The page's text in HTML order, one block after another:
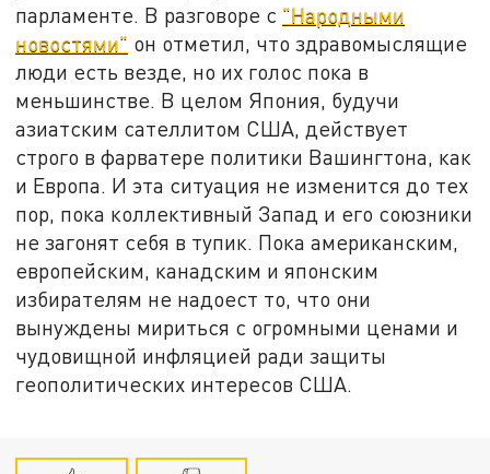
парламенте. В разговоре с "Народными
новостями" он отметил, что здравомыслящие
люди есть везде, но их голос пока в
меньшинстве. В целом Япония, будучи
азиатским сателлитом США, действует
строго в фарватере политики Вашингтона, как
и Европа. И эта ситуация не изменится до тех
пор, пока коллективный Запад и его союзники
не загонят себя в тупик. Пока американским,
европейским, канадским и японским
избирателям не надоест то, что они
вынуждены мириться с огромными ценами и
чудовищной инфляцией ради защиты
геополитических интересов США.